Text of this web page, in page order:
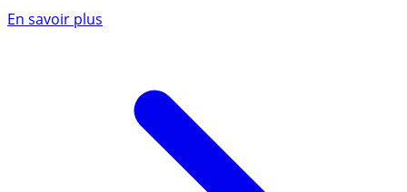
En savoir plus